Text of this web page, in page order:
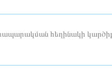
հեղինակի